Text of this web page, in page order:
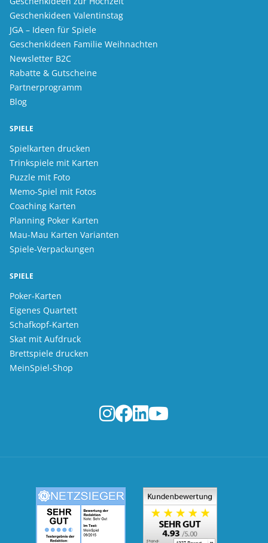
Geschenkideen Valentinstag
JGA – Ideen für Spiele
Geschenkideen Familie Weihnachten
Newsletter B2C
Rabatte & Gutscheine
Partnerprogramm
Blog
SPIELE
Spielkarten drucken
Trinkspiele mit Karten
Puzzle mit Foto
Memo-Spiel mit Fotos
Coaching Karten
Planning Poker Karten
Mau-Mau Karten Varianten
Spiele-Verpackungen
SPIELE
Poker-Karten
Eigenes Quartett
Schafkopf-Karten
Skat mit Aufdruck
Brettspiele drucken
MeinSpiel-Shop